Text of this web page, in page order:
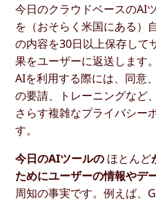
今日のクラウドベースのAI
を（おそらく米国にある）
の内容を30日以上保存して
果をユーザーに返送します
AIを利用する際には、同意
の要請、トレーニングなど
さらす複雑なプライバシー
す。
今日のAIツールの ほとんど
ためにユーザーの情報やデ
周知の事実です。例えば、